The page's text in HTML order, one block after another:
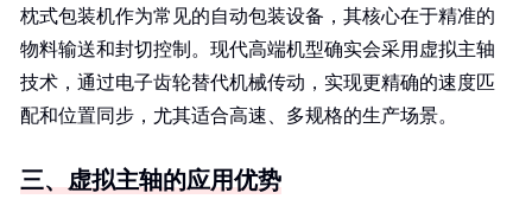
枕式包装机作为常见的自动包装设备，其核心在于精准的
物料输送和封切控制。现代高端机型确实会采用虚拟主轴
技术，通过电子齿轮替代机械传动，实现更精确的速度匹
配和位置同步，尤其适合高速、多规格的生产场景。
三、虚拟主轴的应用优势